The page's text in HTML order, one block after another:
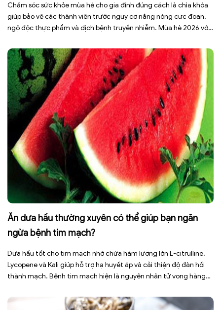
Chăm sóc sức khỏe mùa hè cho gia đình đúng cách là chìa khóa
giúp bảo vệ các thành viên trước nguy cơ nắng nóng cực đoan,
ngộ độc thực phẩm và dịch bệnh truyền nhiễm. Mùa hè 2026 với
sức […]
Ăn dưa hấu thường xuyên có thể giúp bạn ngăn
ngừa bệnh tim mạch?
Dưa hấu tốt cho tim mạch nhờ chứa hàm lượng lớn L-citrulline,
Lycopene và Kali giúp hỗ trợ hạ huyết áp và cải thiện độ đàn hồi
thành mạch. Bệnh tim mạch hiện là nguyên nhân tử vong hàng
ngày có thể […]